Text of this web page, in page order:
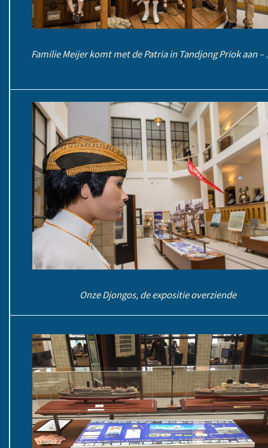
Familie Meijer komt met de Patria in Tandjong Priok aan –
Onze Djongos, de expositie overziende